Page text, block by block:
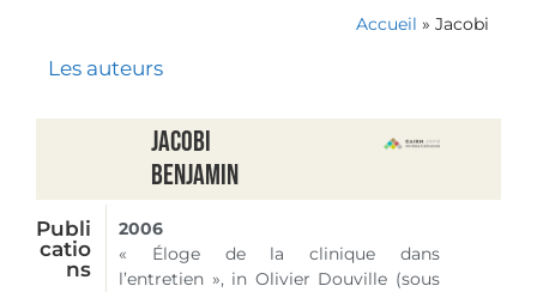
Accueil » Jacobi
Les auteurs
Jacobi
Benjamin
Publi
catio
ns
2006
« Éloge de la clinique dans
l’entretien », in Olivier Douville (sous